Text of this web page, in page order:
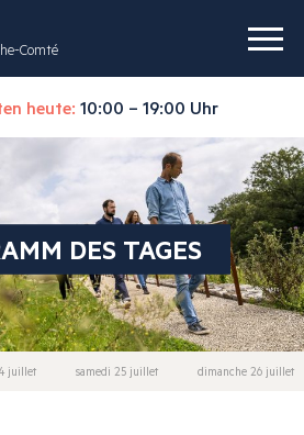
Comté
heute: 10:00 – 19:00 Uhr
DES TAGES
juillet samedi 25 juillet dimanche 26 juillet